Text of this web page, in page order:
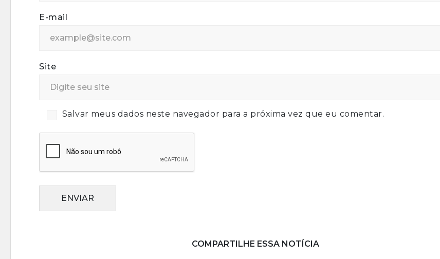
E-mail
Site
Salvar meus dados neste navegador para a próxima vez que eu comentar.
ENVIAR
COMPARTILHE ESSA NOTÍCIA